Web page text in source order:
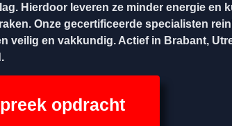
Hierdoor leveren ze minder energie en
Onze gecertificeerde specialisten
veilig en vakkundig. Actief in Brabant,
opdracht